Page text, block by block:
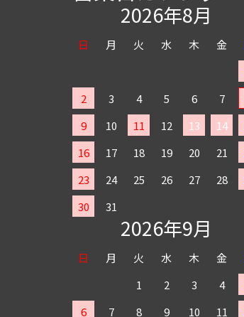
2026年8月
日 月 火 水 木 金
2
3 4 5 6 7
9
10 11 12 13 14
16
17 18 19 20 21
23
24 25 26 27 28
30
31
2026年9月
日 月 火 水 木 金
1
2 3 4
6
7 8 9 10 11